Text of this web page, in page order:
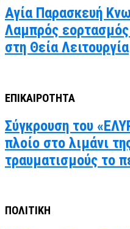
Αγία Παρασκευή
Λαμπρός
στη Θεία Λειτουργία
ΕΠΙΚΑΙΡΟΤΗΤΑ
Σύγκρουση του
πλοίο στο λιμάνι
τραυματισμούς το
ΠΟΛΙΤΙΚΗ